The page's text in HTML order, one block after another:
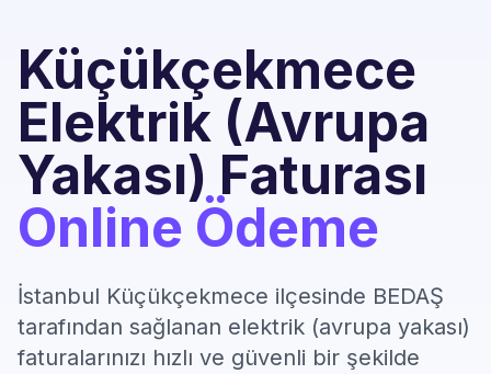
Küçükçekmece
Elektrik (Avrupa
Yakası) Faturası
Online Ödeme
İstanbul Küçükçekmece ilçesinde BEDAŞ
tarafından sağlanan elektrik (avrupa yakası)
faturalarınızı hızlı ve güvenli bir şekilde